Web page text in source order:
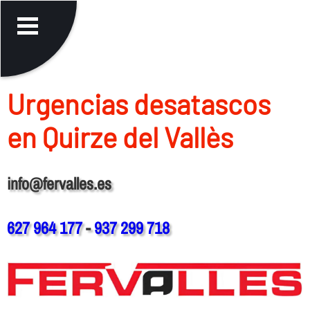
Urgencias desatascos
en Quirze del Vallès
info@fervalles.es
627 964 177-937 299 718